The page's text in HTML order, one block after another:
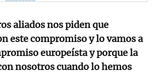
aliados nos piden que
este compromiso y lo vamos a
europeísta y porque la
nosotros cuando lo hemos